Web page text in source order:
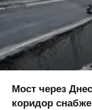
Мост через
коридор